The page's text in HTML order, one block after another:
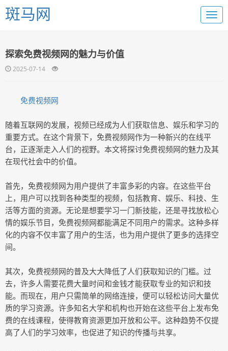
斑马网
探索免费视频网的魅力与价值
2025-07-14
免费视频网
随着互联网的发展，视频已经成为人们获取信息、娱乐和学习的
重要方式。在这个背景下，免费视频网作为一种新兴的在线平
台，正逐渐走入人们的视野。本文将探讨免费视频网的魅力及其
在现代社会中的价值。
首先，免费视频网为用户提供了丰富多彩的内容。在这些平台
上，用户可以找到各种类型的视频，包括教育、娱乐、科技、生
活等方面的资源。无论是想要学习一门新技能，还是寻找放松心
情的娱乐节目，免费视频网都能满足不同用户的需求。这种多样
化的内容不仅丰富了用户的生活，也为用户提供了更多的选择空
间。
其次，免费视频网的普及大大降低了人们获取知识的门槛。过
去，许多人需要花费大量时间和金钱才能获取专业的知识和技
能。而现在，用户只需简单的网络连接，便可以轻松访问大量优
质的学习资源。许多知名大学和机构也开始在这些平台上发布免
费的在线课程，使得教育资源更加开放和公平。这种趋势不仅提
高了人们的学习效率，也促进了知识的传播与共享。